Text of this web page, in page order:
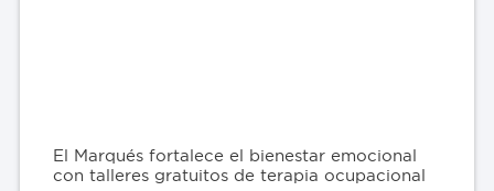
El Marqués fortalece el bienestar emocional
con talleres gratuitos de terapia ocupacional